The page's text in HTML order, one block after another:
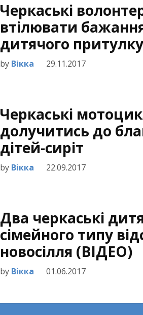
Черкаські
втілювати
дитячого
by Вікка 29.11.2017
Черкаські
долучитись до
дітей-сиріт
by Вікка 22.09.2017
Два черкаські
сімейного типу
новосілля (ВІДЕО)
by Вікка 01.06.2017